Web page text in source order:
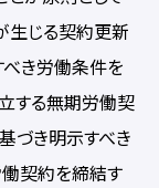
生じる契約更新
き労働条件を
する無期労働契
づき明示すべき
契約を締結す